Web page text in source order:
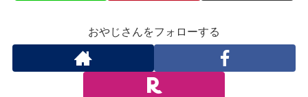
おやじさんをフォローする